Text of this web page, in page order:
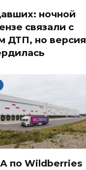
ночной
связали с
ДТП, но версия
по Wildberries